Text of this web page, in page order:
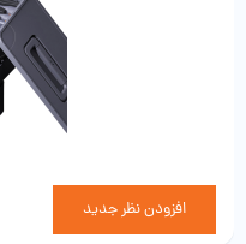
افزودن نظر جدید